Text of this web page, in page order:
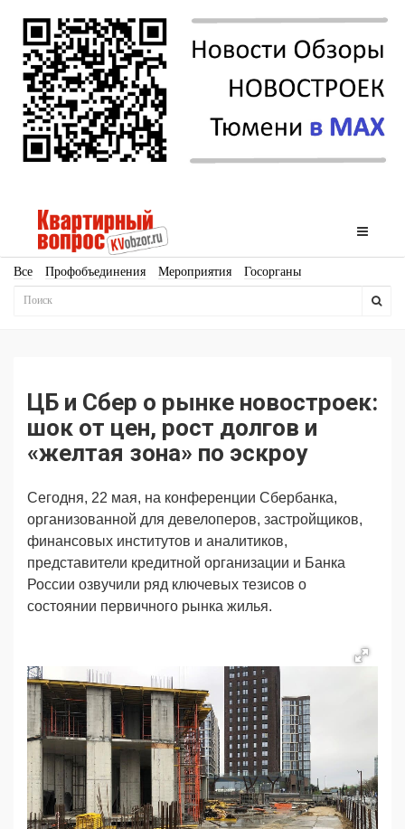
Все Профобъединения Мероприятия Госорганы
Новостройки
Продвижение Поздравляем
Ещё
ЦБ и Сбер о рынке новостроек:
шок от цен, рост долгов и
«желтая зона» по эскроу
Сегодня, 22 мая, на конференции Сбербанка,
организованной для девелоперов, застройщиков,
финансовых институтов и аналитиков,
представители кредитной организации и Банка
России озвучили ряд ключевых тезисов о
состоянии первичного рынка жилья.